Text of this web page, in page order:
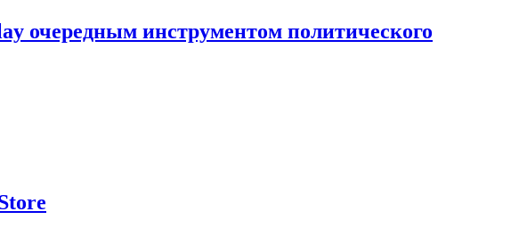
очередным инструментом политического